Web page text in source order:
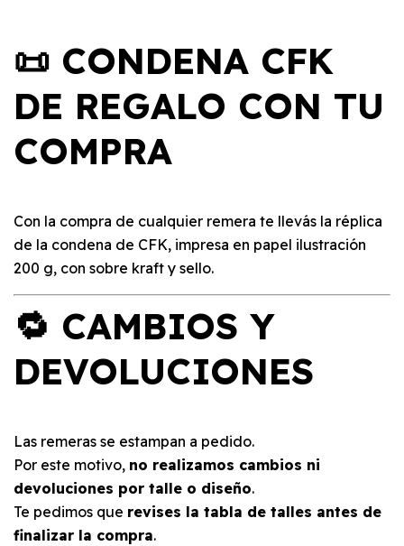
📜 CONDENA CFK
DE REGALO CON TU
COMPRA
Con la compra de cualquier remera te llevás la réplica
de la condena de CFK, impresa en papel ilustración
200 g, con sobre kraft y sello.
🔁 CAMBIOS Y
DEVOLUCIONES
Las remeras se estampan a pedido.
Por este motivo, no realizamos cambios ni
devoluciones por talle o diseño.
Te pedimos que revises la tabla de talles antes de
finalizar la compra.